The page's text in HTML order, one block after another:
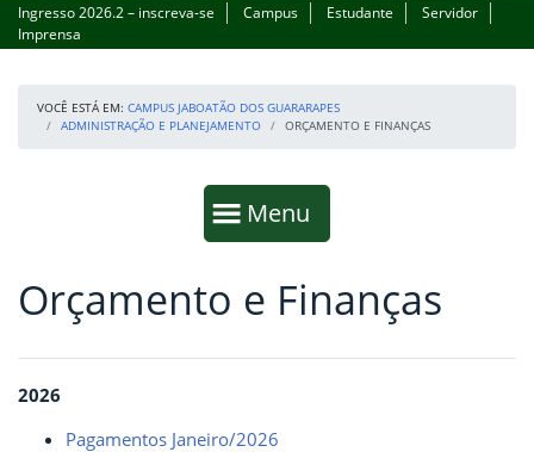
Ingresso 2026.2 – inscreva-se Campus Estudante
Servidor
Imprensa
VOCÊ ESTÁ EM: CAMPUS JABOATÃO DOS GUARARAPES
ADMINISTRAÇÃO E PLANEJAMENTO
ORÇAMENTO E FINANÇAS
Mostrar
Menu
Fim da navegação
Início do conteúdo
Orçamento e Finanças
2026
Pagamentos Janeiro/2026